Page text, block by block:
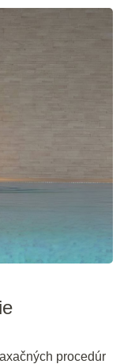
procedúr